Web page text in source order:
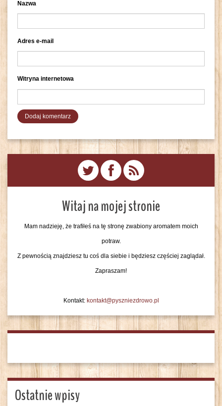
Nazwa
Adres e-mail
Witryna internetowa
Witaj na mojej stronie
Mam nadzieję, że trafiłeś na tę stronę zwabiony aromatem moich
potraw.
Z pewnością znajdziesz tu coś dla siebie i będziesz częściej zaglądał.
Zapraszam!
Kontakt: kontakt@pyszniezdrowo.pl
Ostatnie wpisy